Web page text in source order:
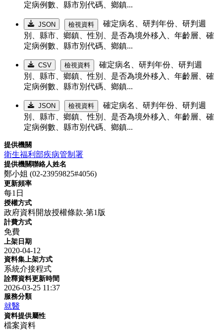
定病例數、縣市別代碼、鄉鎮...
JSON 檢視資料
確定病名、研判年份、研判週
別、縣市、鄉鎮、性別、是否為境外移入、年齡層、確
定病例數、縣市別代碼、鄉鎮...
CSV 檢視資料
確定病名、研判年份、研判週
別、縣市、鄉鎮、性別、是否為境外移入、年齡層、確
定病例數、縣市別代碼、鄉鎮...
JSON 檢視資料
確定病名、研判年份、研判週
別、縣市、鄉鎮、性別、是否為境外移入、年齡層、確
定病例數、縣市別代碼、鄉鎮...
提供機關
衛生福利部疾病管制署
提供機關聯絡人姓名
鄭小姐 (02-23959825#4056)
更新頻率
每1日
授權方式
政府資料開放授權條款-第1版
計費方式
免費
上架日期
2020-04-12
資料集上架方式
系統介接程式
詮釋資料更新時間
2026-03-25 11:37
服務分類
就醫
資料提供屬性
檔案資料